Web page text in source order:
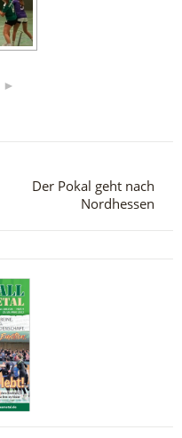
►
Der Pokal geht nach
Nordhessen